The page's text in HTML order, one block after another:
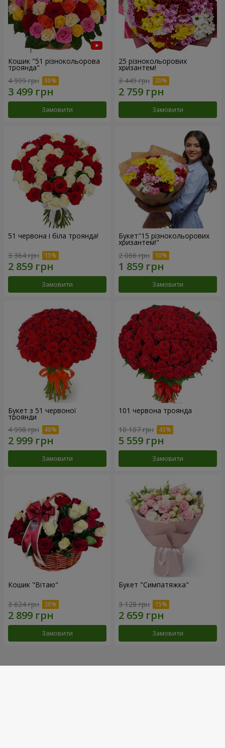
Кошик "51 різнокольорова
троянда"
4 999 грн
Замовити
25 різнокольорових
хризантем!
3 449 грн
Замовити
51 червона і біла троянда!
3 364 грн
Замовити
Букет"15 різнокольорових
хризантем!"
2 066 грн
Замовити
Букет з 51 червоної
троянди
4 998 грн
Замовити
101 червона троянда
10 107 грн
Замовити
Кошик "Вітаю"
3 624 грн
Замовити
Букет "Симпатяжка"
3 128 грн
Замовити